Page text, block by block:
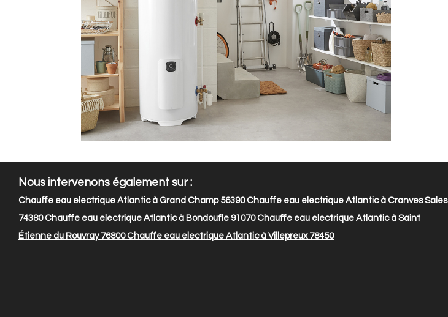
Nous intervenons également sur :
Chauffe eau electrique Atlantic à Grand Champ 56390Chauffe eau electrique Atlantic à Cranves Sales
74380Chauffe eau electrique Atlantic à Bondoufle 91070Chauffe eau electrique Atlantic à Saint
Étienne du Rouvray 76800Chauffe eau electrique Atlantic à Villepreux 78450